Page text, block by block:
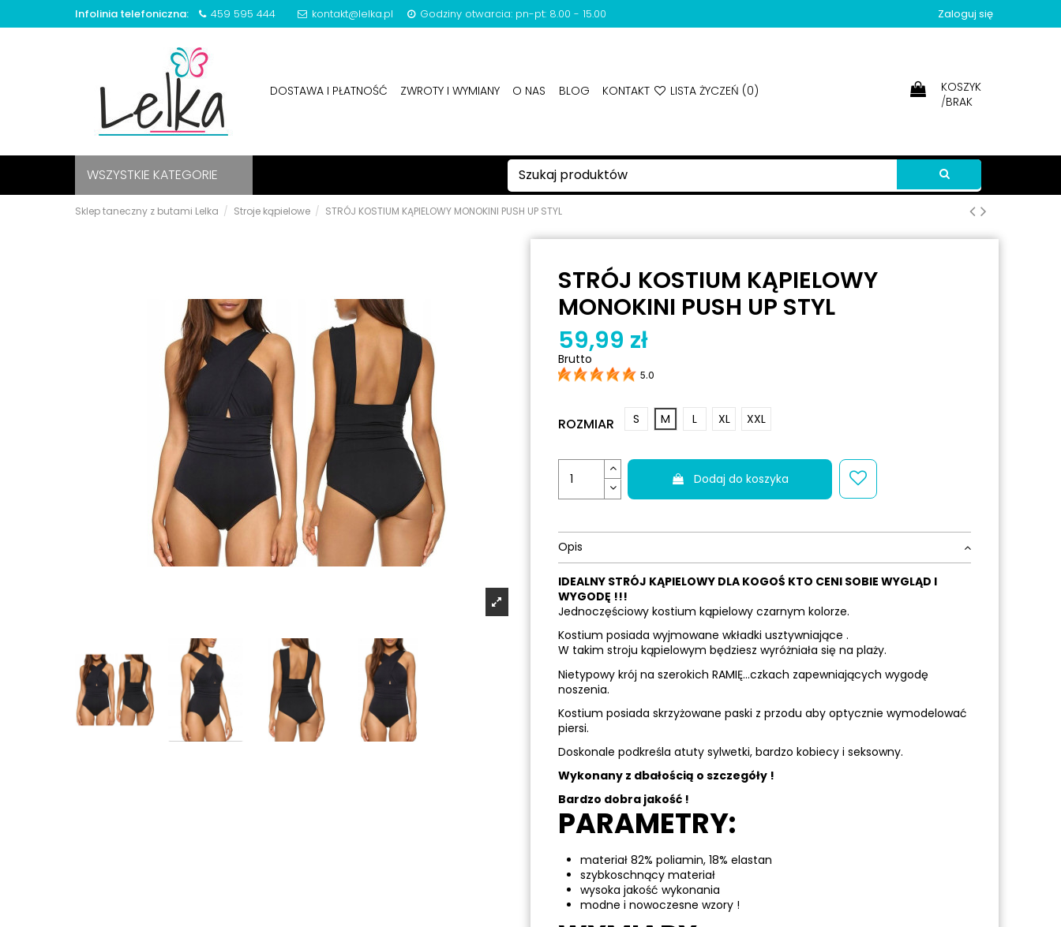
Infolinia telefoniczna: 459 595 444 kontakt@lelka.pl Godziny otwarcia: pn-pt: 8.00 - 15.00 Zaloguj się
DOSTAWA I PŁATNOŚĆ ZWROTY I WYMIANY O NAS BLOG KONTAKT LISTA ŻYCZEŃ (0)
KOSZYK
/BRAK
WSZYSTKIE KATEGORIE
Sklep taneczny z butami Lelka Stroje kąpielowe STRÓJ KOSTIUM KĄPIELOWY MONOKINI PUSH UP STYL
STRÓJ KOSTIUM KĄPIELOWY
MONOKINI PUSH UP STYL
59,99 zł
Brutto
5.0
ROZMIAR S M L XL XXL
Dodaj do koszyka
Opis
IDEALNY STRÓJ KĄPIELOWY DLA KOGOŚ KTO CENI SOBIE WYGLĄD I
WYGODĘ !!!
Jednoczęściowy kostium kąpielowy czarnym kolorze.
Kostium posiada wyjmowane wkładki usztywniające .
W takim stroju kąpielowym będziesz wyróżniała się na plaży.
Nietypowy krój na szerokich RAMIĘ…czkach zapewniających wygodę
noszenia.
Kostium posiada skrzyżowane paski z przodu aby optycznie wymodelować
piersi.
Doskonale podkreśla atuty sylwetki, bardzo kobiecy i seksowny.
Wykonany z dbałością o szczegóły !
Bardzo dobra jakość !
PARAMETRY:
materiał 82% poliamin, 18% elastan
szybkoschnący materiał
wysoka jakość wykonania
modne i nowoczesne wzory !